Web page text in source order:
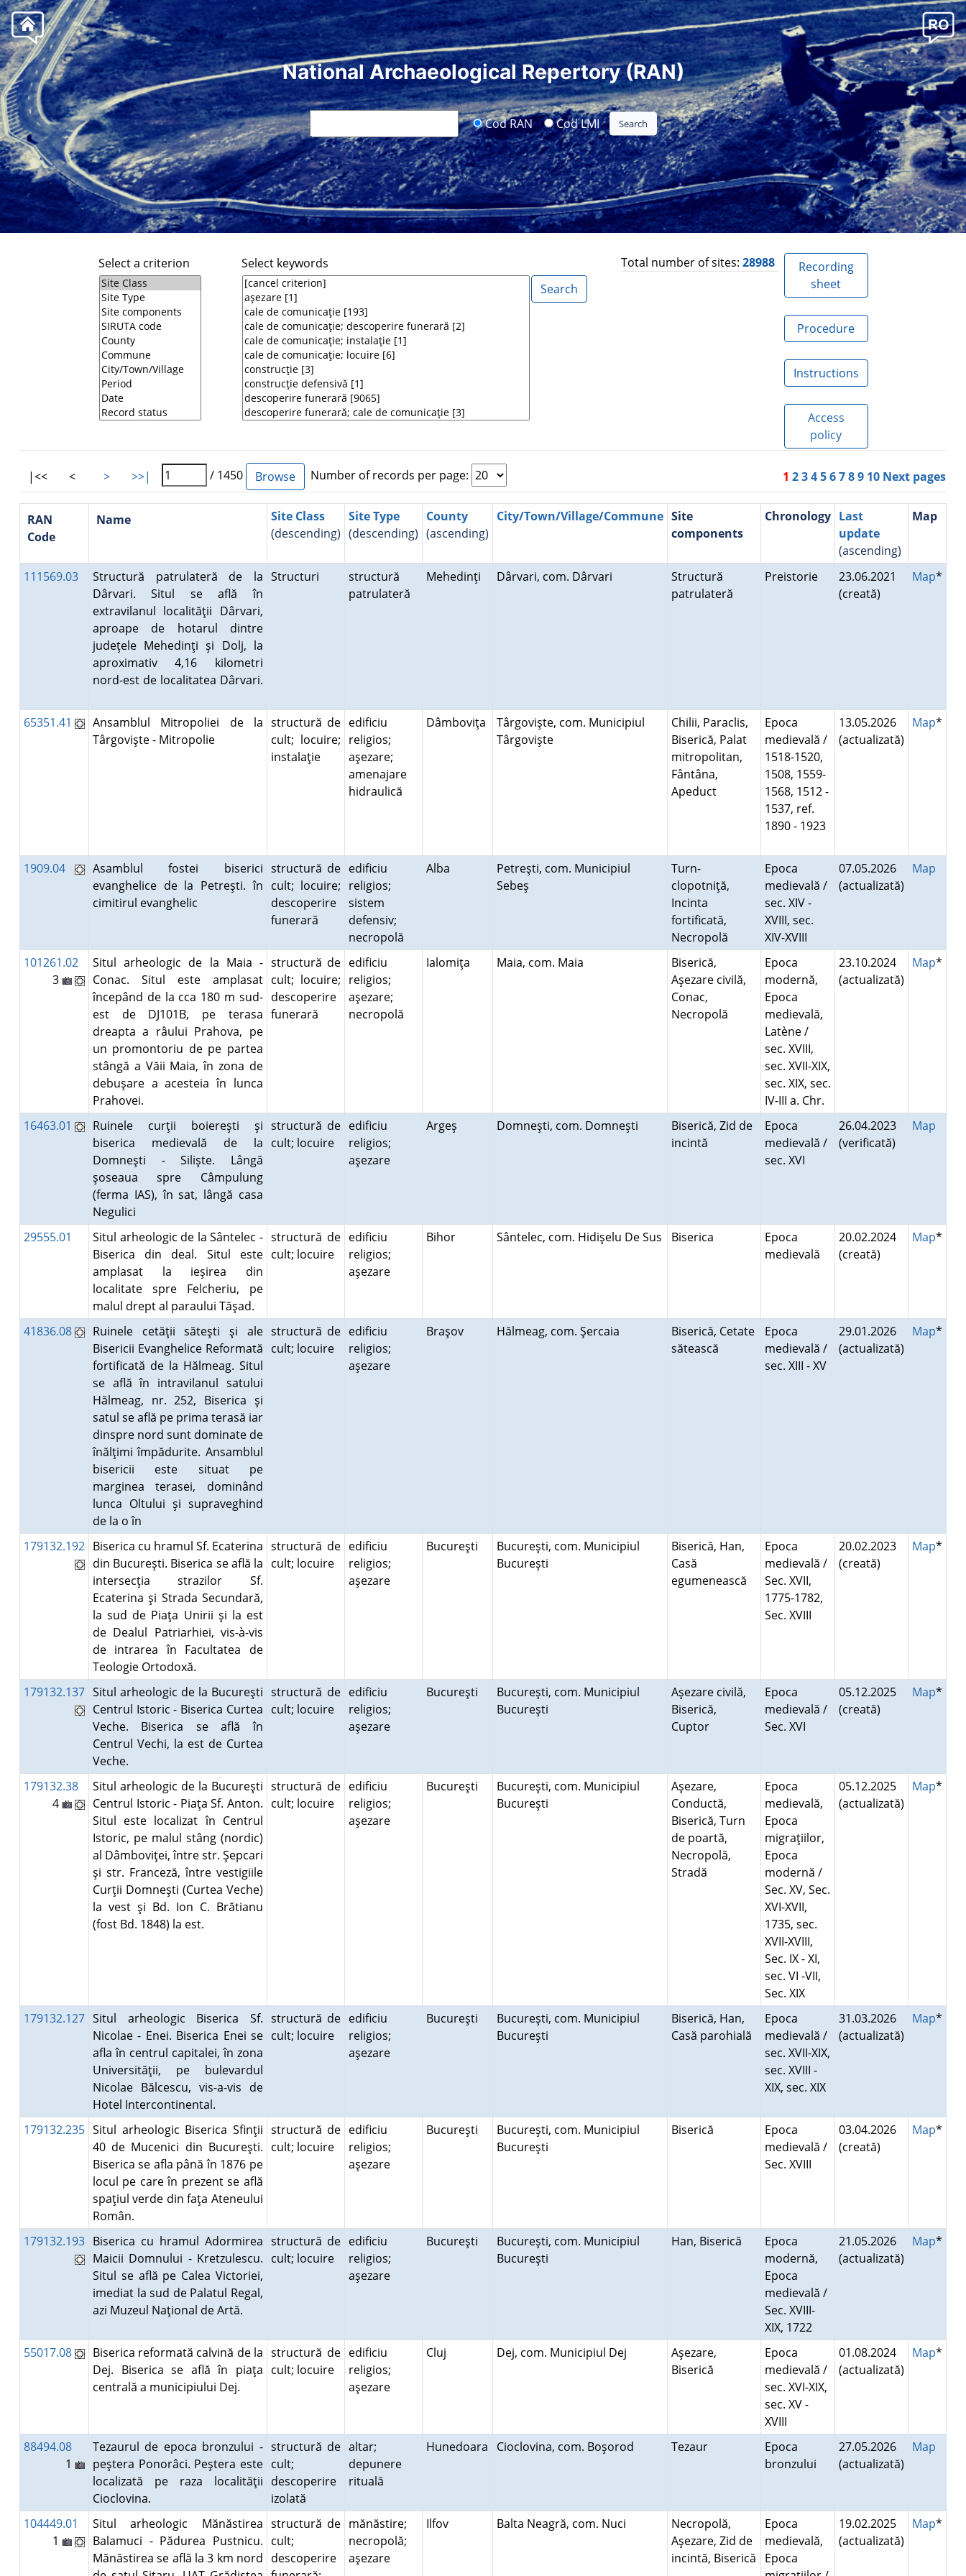
National Archaeological Repertory (RAN)
Cod RAN Cod LMI
Select a criterion Select keywords Total number of sites: 28988
Recording
sheet
Procedure
Instructions
Access
policy
|<< < > >>| / 1450 Number of records per page: 123456789 10 Next pages
RAN
Code
Name
Site Class
(descending)
Site Type
(descending)
County
(ascending)
City/Town/Village/Commune Site
components
Chronology Last
update
(ascending)
Map
111569.03
Structură patrulateră de la
Dârvari. Situl se află în
extravilanul localităţii Dârvari,
aproape de hotarul dintre
judeţele Mehedinţi şi Dolj, la
aproximativ 4,16 kilometri
nord-est de localitatea Dârvari.
Structuri
structură
patrulateră
Mehedinţi Dârvari, com. Dârvari
Structură
patrulateră
Preistorie
23.06.2021
(creată)
Map*
65351.41
Ansamblul Mitropoliei de la
Târgovişte - Mitropolie
structură de
cult; locuire;
instalaţie
edificiu
religios;
aşezare;
amenajare
hidraulică
Dâmboviţa
Târgovişte, com. Municipiul
Târgovişte
Chilii, Paraclis,
Biserică, Palat
mitropolitan,
Fântâna,
Apeduct
Epoca
medievală /
1518-1520,
1508, 1559-
1568, 1512 -
1537, ref.
1890 - 1923
13.05.2026
(actualizată)
Map*
1909.04
Asamblul fostei biserici
evanghelice de la Petreşti. în
cimitirul evanghelic
structură de
cult; locuire;
descoperire
funerară
edificiu
religios;
sistem
defensiv;
necropolă
Alba
Petreşti, com. Municipiul
Sebeş
Turn-
clopotniţă,
Incinta
fortificată,
Necropolă
Epoca
medievală /
sec. XIV -
XVIII, sec.
XIV-XVIII
07.05.2026
(actualizată)
Map
101261.02
3
Situl arheologic de la Maia -
Conac. Situl este amplasat
începând de la cca 180 m sud-
est de DJ101B, pe terasa
dreapta a râului Prahova, pe
un promontoriu de pe partea
stângă a Văii Maia, în zona de
debuşare a acesteia în lunca
Prahovei.
structură de
cult; locuire;
descoperire
funerară
edificiu
religios;
aşezare;
necropolă
Ialomiţa Maia, com. Maia
Biserică,
Aşezare civilă,
Conac,
Necropolă
Epoca
modernă,
Epoca
medievală,
Latène /
sec. XVIII,
sec. XVII-XIX,
sec. XIX, sec.
IV-III a. Chr.
23.10.2024
(actualizată)
Map*
16463.01
Ruinele curţii boiereşti şi
biserica medievală de la
Domneşti - Silişte. Lângă
şoseaua spre Câmpulung
(ferma IAS), în sat, lângă casa
Negulici
structură de
cult; locuire
edificiu
religios;
aşezare
Argeş Domneşti, com. Domneşti
Biserică, Zid de
incintă
Epoca
medievală /
sec. XVI
26.04.2023
(verificată)
Map
29555.01
Situl arheologic de la Sântelec -
Biserica din deal. Situl este
amplasat la ieşirea din
localitate spre Felcheriu, pe
malul drept al paraului Tăşad.
structură de
cult; locuire
edificiu
religios;
aşezare
Bihor Sântelec, com. Hidişelu De Sus Biserica
Epoca
medievală
20.02.2024
(creată)
Map*
41836.08
Ruinele cetăţii săteşti şi ale
Bisericii Evanghelice Reformată
fortificată de la Hălmeag. Situl
se află în intravilanul satului
Hălmeag, nr. 252, Biserica şi
satul se află pe prima terasă iar
dinspre nord sunt dominate de
înălţimi împădurite. Ansamblul
bisericii este situat pe
marginea terasei, dominând
lunca Oltului şi supraveghind
de la o în
structură de
cult; locuire
edificiu
religios;
aşezare
Braşov Hălmeag, com. Şercaia
Biserică, Cetate
sătească
Epoca
medievală /
sec. XIII - XV
29.01.2026
(actualizată)
Map*
179132.192 Biserica cu hramul Sf. Ecaterina
din Bucureşti. Biserica se află la
intersecţia strazilor Sf.
Ecaterina şi Strada Secundară,
la sud de Piaţa Unirii şi la est
de Dealul Patriarhiei, vis-à-vis
de intrarea în Facultatea de
Teologie Ortodoxă.
structură de
cult; locuire
edificiu
religios;
aşezare
Bucureşti
Bucureşti, com. Municipiul
Bucureşti
Biserică, Han,
Casă
egumenească
Epoca
medievală /
Sec. XVII,
1775-1782,
Sec. XVIII
20.02.2023
(creată)
Map*
179132.137 Situl arheologic de la Bucureşti
Centrul Istoric - Biserica Curtea
Veche. Biserica se află în
Centrul Vechi, la est de Curtea
Veche.
structură de
cult; locuire
edificiu
religios;
aşezare
Bucureşti
Bucureşti, com. Municipiul
Bucureşti
Aşezare civilă,
Biserică,
Cuptor
Epoca
medievală /
Sec. XVI
05.12.2025
(creată)
Map*
179132.38
4
Situl arheologic de la Bucureşti
Centrul Istoric - Piaţa Sf. Anton.
Situl este localizat în Centrul
Istoric, pe malul stâng (nordic)
al Dâmboviţei, între str. Şepcari
şi str. Franceză, între vestigiile
Curţii Domneşti (Curtea Veche)
la vest şi Bd. Ion C. Brătianu
(fost Bd. 1848) la est.
structură de
cult; locuire
edificiu
religios;
aşezare
Bucureşti
Bucureşti, com. Municipiul
Bucureşti
Aşezare,
Conductă,
Biserică, Turn
de poartă,
Necropolă,
Stradă
Epoca
medievală,
Epoca
migraţiilor,
Epoca
modernă /
Sec. XV, Sec.
XVI-XVII,
1735, sec.
XVII-XVIII,
Sec. IX - XI,
sec. VI -VII,
Sec. XIX
05.12.2025
(actualizată)
Map*
179132.127 Situl arheologic Biserica Sf.
Nicolae - Enei. Biserica Enei se
afla în centrul capitalei, în zona
Universităţii, pe bulevardul
Nicolae Bălcescu, vis-a-vis de
Hotel Intercontinental.
structură de
cult; locuire
edificiu
religios;
aşezare
Bucureşti
Bucureşti, com. Municipiul
Bucureşti
Biserică, Han,
Casă parohială
Epoca
medievală /
sec. XVII-XIX,
sec. XVIII -
XIX, sec. XIX
31.03.2026
(actualizată)
Map*
179132.235 Situl arheologic Biserica Sfinţii
40 de Mucenici din Bucureşti.
Biserica se afla până în 1876 pe
locul pe care în prezent se află
spaţiul verde din faţa Ateneului
Român.
structură de
cult; locuire
edificiu
religios;
aşezare
Bucureşti
Bucureşti, com. Municipiul
Bucureşti
Biserică
Epoca
medievală /
Sec. XVIII
03.04.2026
(creată)
Map*
179132.193 Biserica cu hramul Adormirea
Maicii Domnului - Kretzulescu.
Situl se află pe Calea Victoriei,
imediat la sud de Palatul Regal,
azi Muzeul Naţional de Artă.
structură de
cult; locuire
edificiu
religios;
aşezare
Bucureşti
Bucureşti, com. Municipiul
Bucureşti
Han, Biserică
Epoca
modernă,
Epoca
medievală /
Sec. XVIII-
XIX, 1722
21.05.2026
(actualizată)
Map*
55017.08
Biserica reformată calvină de la
Dej. Biserica se află în piaţa
centrală a municipiului Dej.
structură de
cult; locuire
edificiu
religios;
aşezare
Cluj Dej, com. Municipiul Dej
Aşezare,
Biserică
Epoca
medievală /
sec. XVI-XIX,
sec. XV -
XVIII
01.08.2024
(actualizată)
Map*
88494.08
1
Tezaurul de epoca bronzului -
peştera Ponorâci. Peştera este
localizată pe raza localităţii
Cioclovina.
structură de
cult;
descoperire
izolată
altar;
depunere
rituală
Hunedoara Cioclovina, com. Boşorod Tezaur
Epoca
bronzului
27.05.2026
(actualizată)
Map
104449.01
1
Situl arheologic Mănăstirea
Balamuci - Pădurea Pustnicu.
Mănăstirea se află la 3 km nord
structură de
cult;
descoperire
mănăstire;
necropolă;
aşezare
Ilfov Balta Neagră, com. Nuci
Necropolă,
Aşezare, Zid de
incintă, Biserică
Epoca
medievală,
Epoca
19.02.2025
(actualizată)
Map*